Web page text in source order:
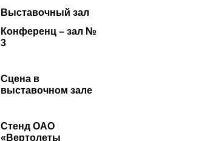
Выставочный зал
Конференц – зал №
3
Сцена в
выставочном зале
Стенд ОАО
«Вертолеты